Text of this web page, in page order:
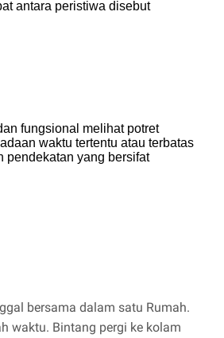
bersama dalam satu Rumah.
waktu. Bintang pergi ke kolam